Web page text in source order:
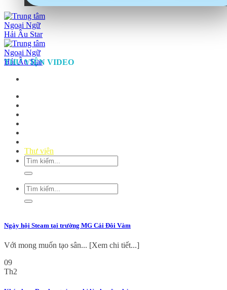
Thư viện
THƯ VIỆN VIDEO
Ngày hội Steam tại trường MG Cái Đôi Vàm
Với mong muốn tạo sân... [Xem chi tiết...]
09
Th2